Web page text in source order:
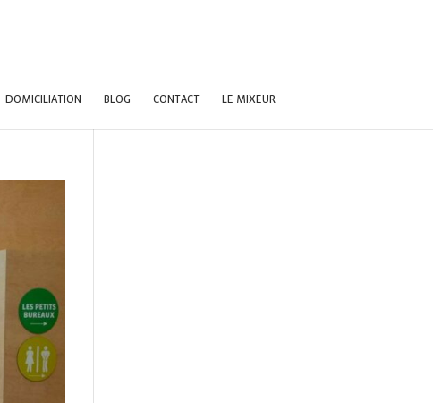
DOMICILIATION BLOG CONTACT LE MIXEUR